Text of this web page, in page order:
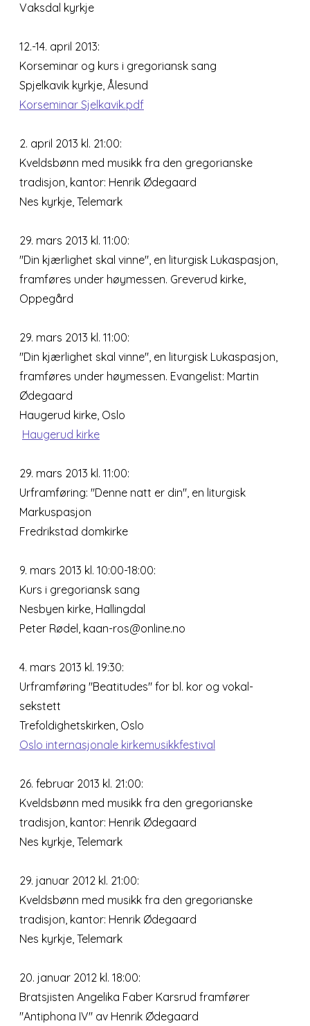
Vaksdal kyrkje
12.-14. april 2013:
Korseminar og kurs i gregoriansk sang
Spjelkavik kyrkje, Ålesund
Korseminar Sjelkavik.pdf
2. april 2013 kl. 21:00:
Kveldsbønn med musikk fra den gregorianske
tradisjon, kantor: Henrik Ødegaard
Nes kyrkje, Telemark
29. mars 2013 kl. 11:00:
"Din kjærlighet skal vinne", en liturgisk Lukaspasjon,
framføres under høymessen. Greverud kirke,
Oppegård
29. mars 2013 kl. 11:00:
"Din kjærlighet skal vinne", en liturgisk Lukaspasjon,
framføres under høymessen. Evangelist: Martin
Ødegaard
Haugerud kirke, Oslo
Haugerud kirke
29. mars 2013 kl. 11:00:
Urframføring: "Denne natt er din", en liturgisk
Markuspasjon
Fredrikstad domkirke
9. mars 2013 kl. 10:00-18:00:
Kurs i gregoriansk sang
Nesbyen kirke, Hallingdal
Peter Rødel, kaan-ros@online.no
4. mars 2013 kl. 19:30:
Urframføring "Beatitudes" for bl. kor og vokal-
sekstett
Trefoldighetskirken, Oslo
Oslo internasjonale kirkemusikkfestival
26. februar 2013 kl. 21:00:
Kveldsbønn med musikk fra den gregorianske
tradisjon, kantor: Henrik Ødegaard
Nes kyrkje, Telemark
29. januar 2012 kl. 21:00:
Kveldsbønn med musikk fra den gregorianske
tradisjon, kantor: Henrik Ødegaard
Nes kyrkje, Telemark
20. januar 2012 kl. 18:00:
Bratsjisten Angelika Faber Karsrud framfører
"Antiphona IV" av Henrik Ødegaard